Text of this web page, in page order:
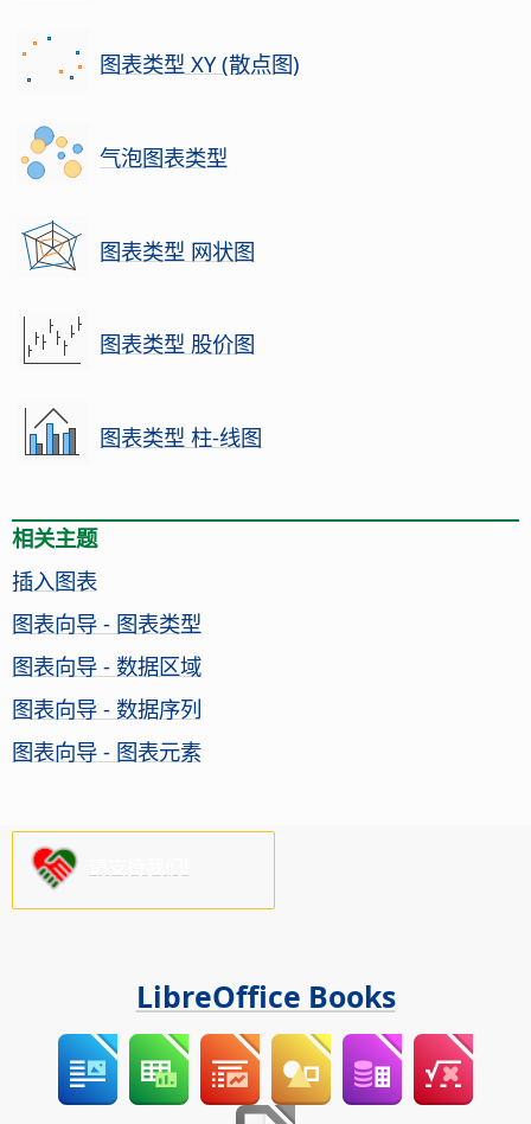
图表类型 XY (散点图)
气泡图表类型
图表类型 网状图
图表类型 股价图
图表类型 柱-线图
相关主题
插入图表
图表向导 - 图表类型
图表向导 - 数据区域
图表向导 - 数据序列
图表向导 - 图表元素
LibreOffice Books